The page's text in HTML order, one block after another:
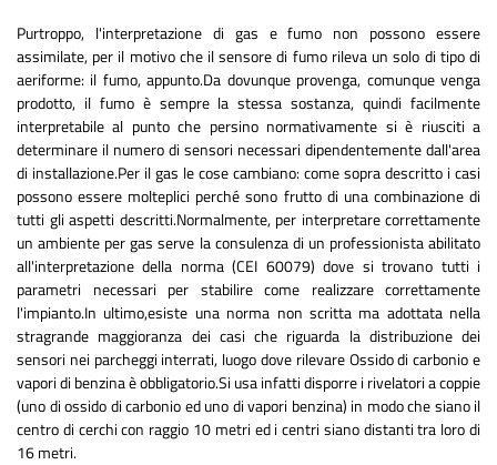
Purtroppo, l'interpretazione di gas e fumo non possono essere
assimilate, per il motivo che il sensore di fumo rileva un solo di tipo di
aeriforme: il fumo, appunto.Da dovunque provenga, comunque venga
prodotto, il fumo è sempre la stessa sostanza, quindi facilmente
interpretabile al punto che persino normativamente si è riusciti a
determinare il numero di sensori necessari dipendentemente dall'area
di installazione.Per il gas le cose cambiano: come sopra descritto i casi
possono essere molteplici perché sono frutto di una combinazione di
tutti gli aspetti descritti.Normalmente, per interpretare correttamente
un ambiente per gas serve la consulenza di un professionista abilitato
all'interpretazione della norma (CEI 60079) dove si trovano tutti i
parametri necessari per stabilire come realizzare correttamente
l'impianto.In ultimo,esiste una norma non scritta ma adottata nella
stragrande maggioranza dei casi che riguarda la distribuzione dei
sensori nei parcheggi interrati, luogo dove rilevare Ossido di carbonio e
vapori di benzina è obbligatorio.Si usa infatti disporre i rivelatori a coppie
(uno di ossido di carbonio ed uno di vapori benzina) in modo che siano il
centro di cerchi con raggio 10 metri ed i centri siano distanti tra loro di
16 metri.